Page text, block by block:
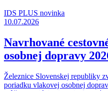
IDS PLUS novinka
10.07.2026
Navrhované
osobnej dopravy
Železnice Slovenskej republiky
poriadku vlakovej osobnej